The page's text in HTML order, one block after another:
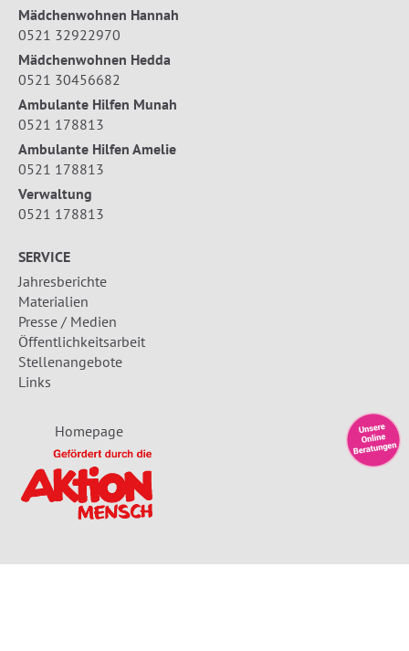
Mädchenwohnen Hannah
0521 32922970
Mädchenwohnen Hedda
0521 30456682
Ambulante Hilfen Munah
0521 178813
Ambulante Hilfen Amelie
0521 178813
Verwaltung
0521 178813
SERVICE
Jahresberichte
Materialien
Presse / Medien
Öffentlichkeitsarbeit
Stellenangebote
Links
Homepage